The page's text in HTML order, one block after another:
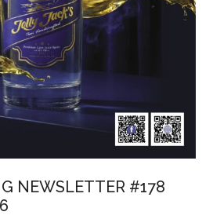
ด้วย
ระบบ
โล
จิ
สติ
กส์
NEWSLETTER #178